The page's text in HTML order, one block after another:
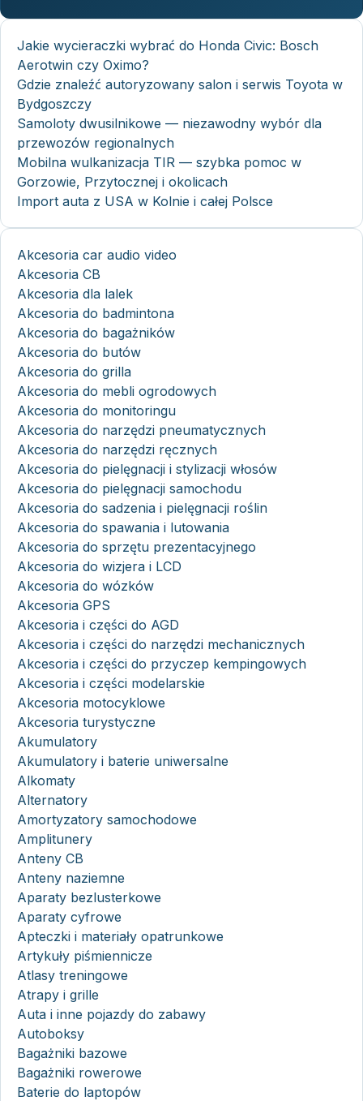
Jakie wycieraczki wybrać do Honda Civic: Bosch
Aerotwin czy Oximo?
Gdzie znaleźć autoryzowany salon i serwis Toyota w
Bydgoszczy
Samoloty dwusilnikowe — niezawodny wybór dla
przewozów regionalnych
Mobilna wulkanizacja TIR — szybka pomoc w
Gorzowie, Przytocznej i okolicach
Import auta z USA w Kolnie i całej Polsce
Akcesoria car audio video
Akcesoria CB
Akcesoria dla lalek
Akcesoria do badmintona
Akcesoria do bagażników
Akcesoria do butów
Akcesoria do grilla
Akcesoria do mebli ogrodowych
Akcesoria do monitoringu
Akcesoria do narzędzi pneumatycznych
Akcesoria do narzędzi ręcznych
Akcesoria do pielęgnacji i stylizacji włosów
Akcesoria do pielęgnacji samochodu
Akcesoria do sadzenia i pielęgnacji roślin
Akcesoria do spawania i lutowania
Akcesoria do sprzętu prezentacyjnego
Akcesoria do wizjera i LCD
Akcesoria do wózków
Akcesoria GPS
Akcesoria i części do AGD
Akcesoria i części do narzędzi mechanicznych
Akcesoria i części do przyczep kempingowych
Akcesoria i części modelarskie
Akcesoria motocyklowe
Akcesoria turystyczne
Akumulatory
Akumulatory i baterie uniwersalne
Alkomaty
Alternatory
Amortyzatory samochodowe
Amplitunery
Anteny CB
Anteny naziemne
Aparaty bezlusterkowe
Aparaty cyfrowe
Apteczki i materiały opatrunkowe
Artykuły piśmiennicze
Atlasy treningowe
Atrapy i grille
Auta i inne pojazdy do zabawy
Autoboksy
Bagażniki bazowe
Bagażniki rowerowe
Baterie do laptopów